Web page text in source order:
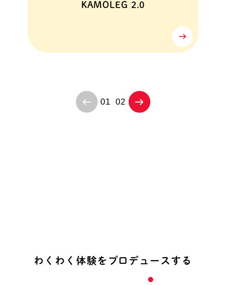
KAMOLEG 2.0
01 02
わ く わ く 体験 を プロ デ ュ ー ス す る